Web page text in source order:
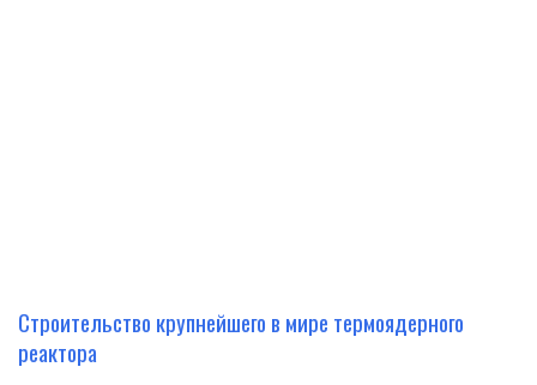
Строительство крупнейшего в мире термоядерного
реактора